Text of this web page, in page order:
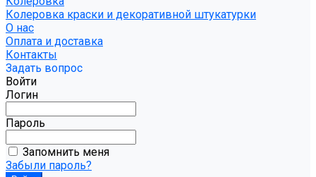
Колеровка краски и декоративной штукатурки
О нас
Оплата и доставка
Контакты
Задать вопрос
Войти
Логин
Пароль
Запомнить меня
Забыли пароль?